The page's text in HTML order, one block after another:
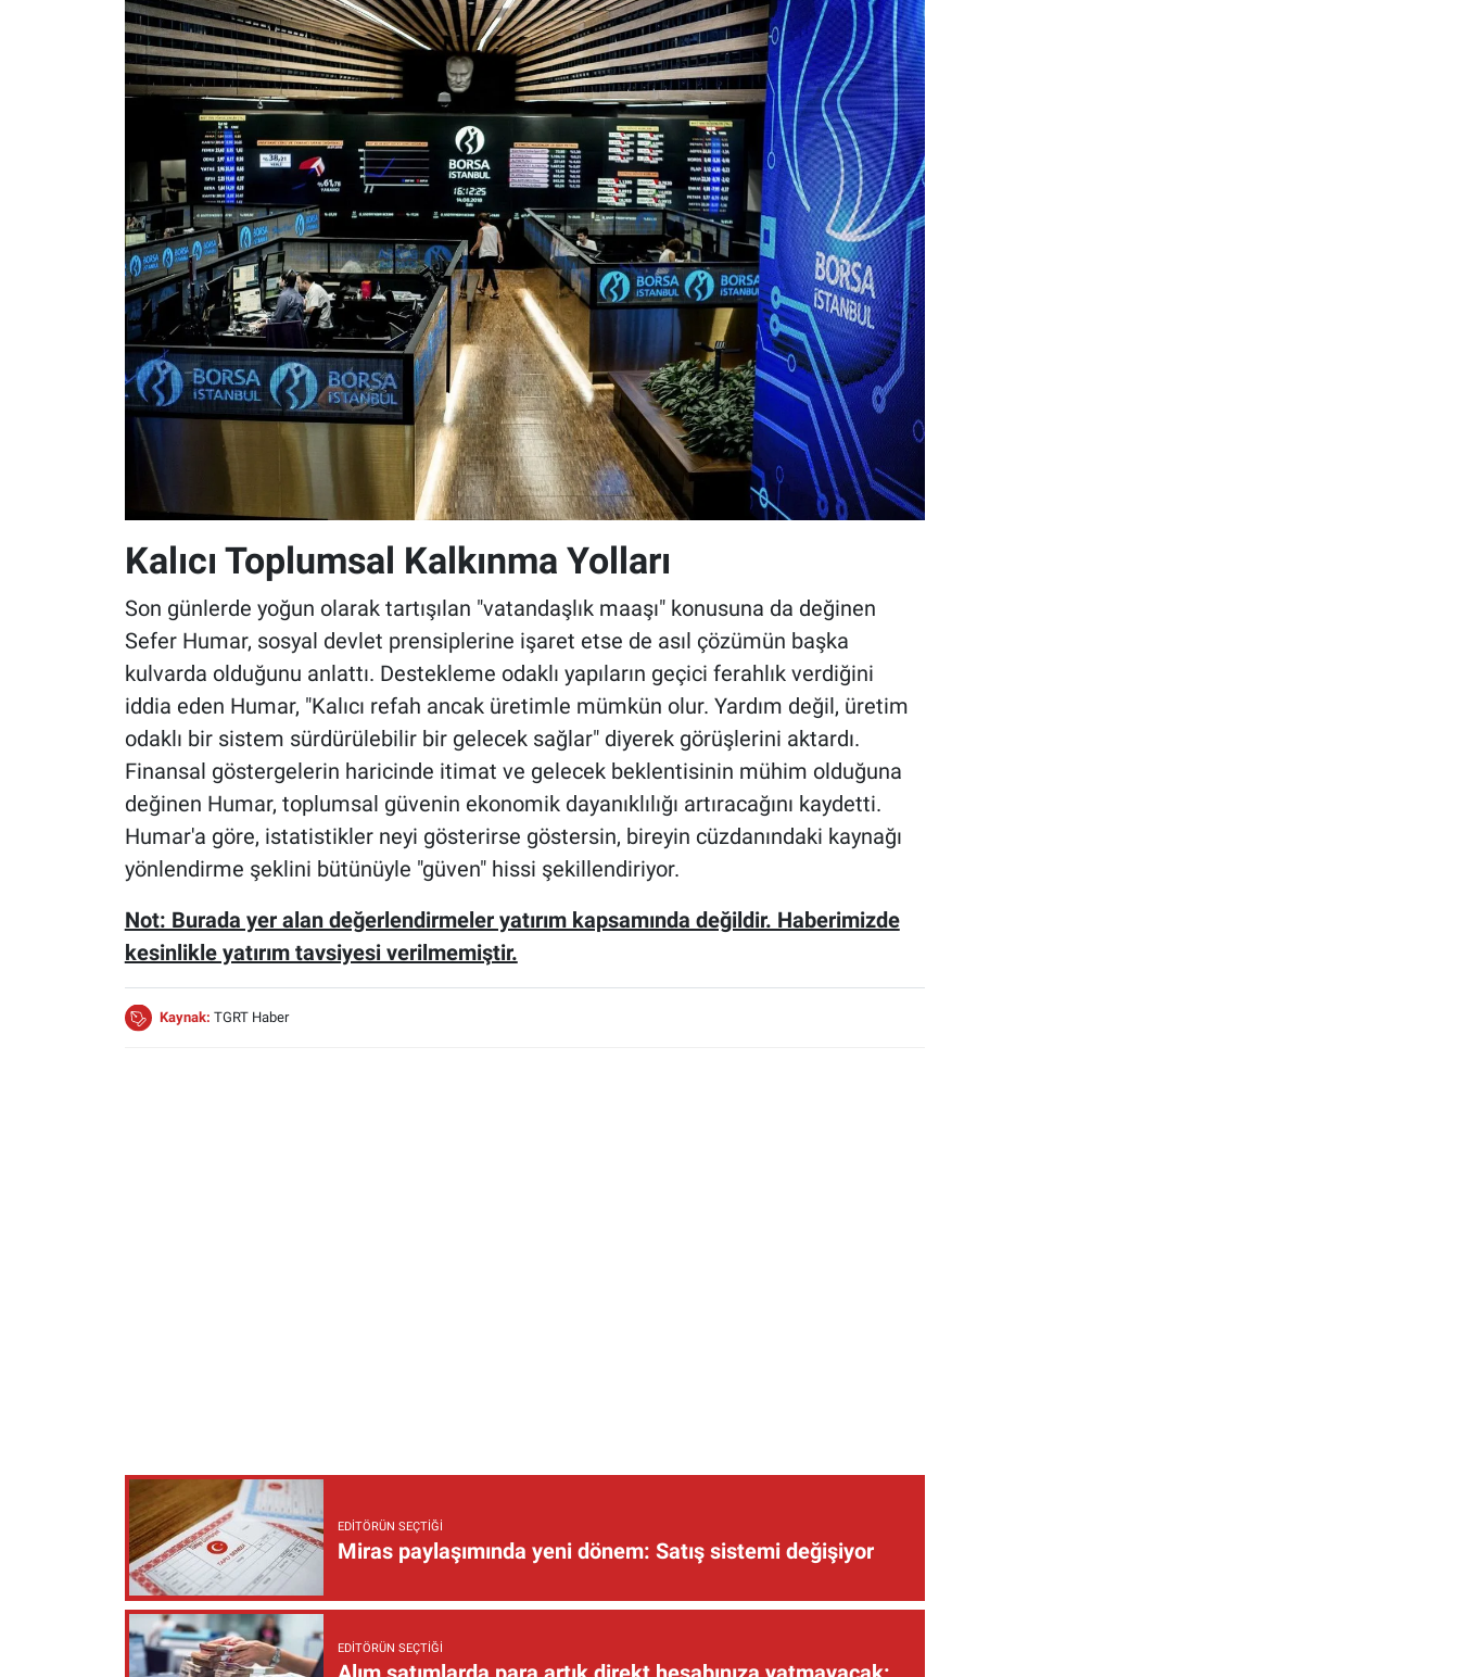
Kalıcı Toplumsal Kalkınma Yolları
Son günlerde yoğun olarak tartışılan "vatandaşlık maaşı" konusuna da değinen
Sefer Humar, sosyal devlet prensiplerine işaret etse de asıl çözümün başka
kulvarda olduğunu anlattı. Destekleme odaklı yapıların geçici ferahlık verdiğini
iddia eden Humar, "Kalıcı refah ancak üretimle mümkün olur. Yardım değil, üretim
odaklı bir sistem sürdürülebilir bir gelecek sağlar" diyerek görüşlerini aktardı.
Finansal göstergelerin haricinde itimat ve gelecek beklentisinin mühim olduğuna
değinen Humar, toplumsal güvenin ekonomik dayanıklılığı artıracağını kaydetti.
Humar'a göre, istatistikler neyi gösterirse göstersin, bireyin cüzdanındaki kaynağı
yönlendirme şeklini bütünüyle "güven" hissi şekillendiriyor.
Not: Burada yer alan değerlendirmeler yatırım kapsamında değildir. Haberimizde
kesinlikle yatırım tavsiyesi verilmemiştir.
Kaynak: TGRT Haber
EDITÖRÜN SEÇTIĞI
Miras paylaşımında yeni dönem: Satış sistemi değişiyor
EDITÖRÜN SEÇTIĞI